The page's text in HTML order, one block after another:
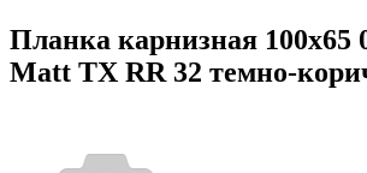
Планка карнизная 100х65
Matt TX RR 32 темно-